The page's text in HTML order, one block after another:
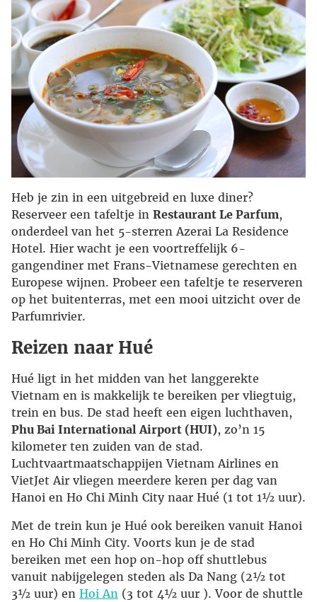
Heb je zin in een uitgebreid en luxe diner?
Reserveer een tafeltje in Restaurant Le Parfum,
onderdeel van het 5-sterren Azerai La Residence
Hotel. Hier wacht je een voortreffelijk 6-
gangendiner met Frans-Vietnamese gerechten en
Europese wijnen. Probeer een tafeltje te reserveren
op het buitenterras, met een mooi uitzicht over de
Parfumrivier.
Reizen naar Hué
Hué ligt in het midden van het langgerekte
Vietnam en is makkelijk te bereiken per vliegtuig,
trein en bus. De stad heeft een eigen luchthaven,
Phu Bai International Airport (HUI), zo’n 15
kilometer ten zuiden van de stad.
Luchtvaartmaatschappijen Vietnam Airlines en
VietJet Air vliegen meerdere keren per dag van
Hanoi en Ho Chi Minh City naar Hué (1 tot 1½ uur).
Met de trein kun je Hué ook bereiken vanuit Hanoi
en Ho Chi Minh City. Voorts kun je de stad
bereiken met een hop on-hop off shuttlebus
vanuit nabijgelegen steden als Da Nang (2½ tot
3½ uur) en Hoi An (3 tot 4½ uur ). Voor de shuttle